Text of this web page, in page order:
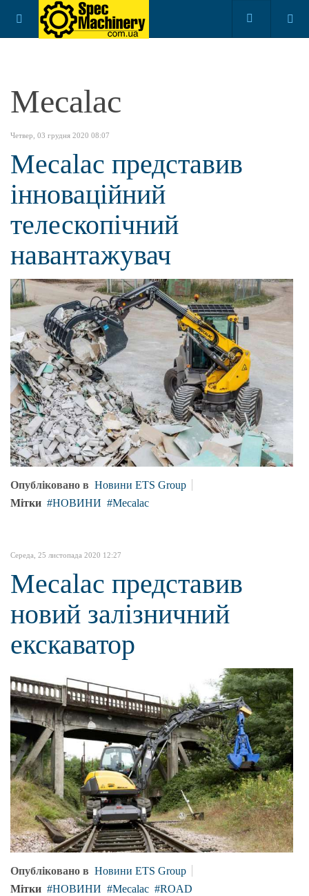
Mecalac
Четвер, 03 грудня 2020 08:07
Mecalac представив
інноваційний
телескопічний
навантажувач
Опубліковано в Новини ETS Group
Мітки
НОВИНИ Mecalac
Середа, 25 листопада 2020 12:27
Mecalac представив
новий залізничний
екскаватор
Опубліковано в Новини ETS Group
Мітки
НОВИНИ Mecalac ROAD